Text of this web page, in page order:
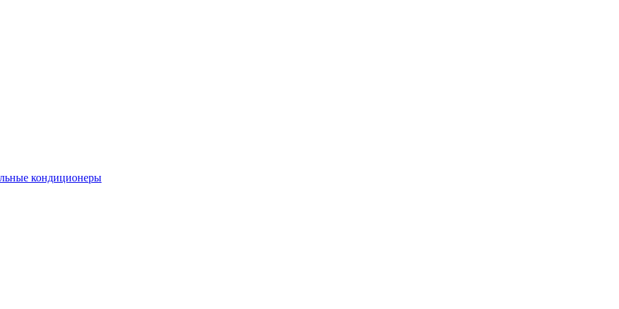
кондиционеры